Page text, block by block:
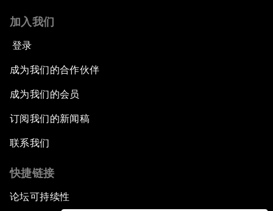
加入我们
登录
成为我们的合作伙伴
成为我们的会员
订阅我们的新闻稿
联系我们
快捷链接
论坛可持续性